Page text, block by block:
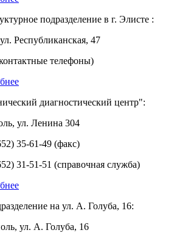
подразделение в г. Элисте :
Республиканская, 47
телефоны)
диагностический центр":
ул. Ленина 304
35-61-49 (факс)
31-51-51 (справочная служба)
на ул. А. Голуба, 16:
ул. А. Голуба, 16